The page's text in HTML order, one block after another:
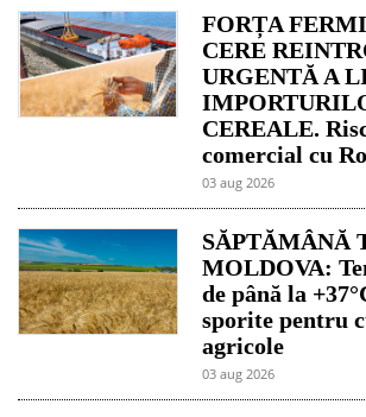
FORȚA
CERE
URGENTĂ A
CEREALE.
comercial cu
03 aug 2026
SĂPTĂMÂNĂ
MOLDOVA:
de până la
sporite pentru
agricole
03 aug 2026